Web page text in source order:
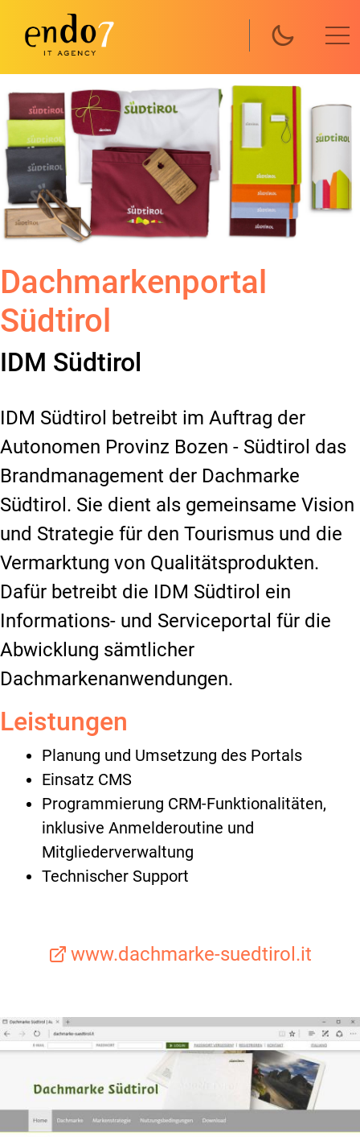
Dachmarkenportal
Südtirol
IDM Südtirol
IDM Südtirol betreibt im Auftrag der
Autonomen Provinz Bozen - Südtirol das
Brandmanagement der Dachmarke
Südtirol. Sie dient als gemeinsame Vision
und Strategie für den Tourismus und die
Vermarktung von Qualitätsprodukten.
Dafür betreibt die IDM Südtirol ein
Informations- und Serviceportal für die
Abwicklung sämtlicher
Dachmarkenanwendungen.
Leistungen
Planung und Umsetzung des Portals
Einsatz CMS
Programmierung CRM-Funktionalitäten,
inklusive Anmelderoutine und
Mitgliederverwaltung
Technischer Support
www.dachmarke-suedtirol.it